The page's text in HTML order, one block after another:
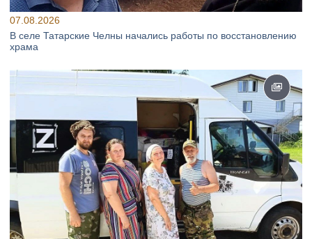
07.08.2026
В селе Татарские Челны начались работы по восстановлению
храма